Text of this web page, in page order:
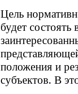
Цель
будет состоять
положения и
субъектов. В